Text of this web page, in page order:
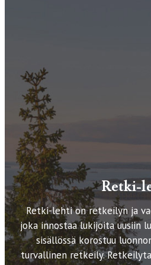
Retki-
Retki-lehti on retkeilyn ja
joka innostaa lukijoita uusiin
sisällössä korostuu
turvallinen retkeily.